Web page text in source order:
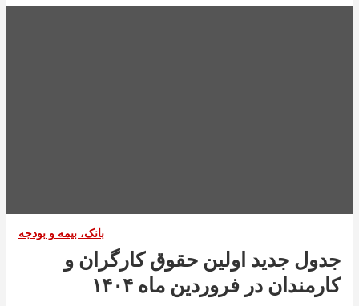
بانک، بیمه و بودجه
جدول جدید اولین حقوق کارگران و
کارمندان در فروردین ماه ۱۴۰۴